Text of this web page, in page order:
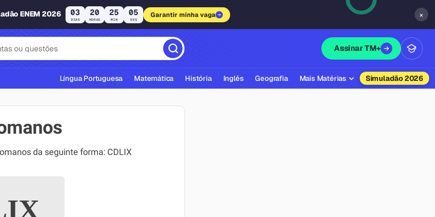
ENEM 2026 03
DIAS
20
HORAS
25
MIN
05
SEG
Garantir minha vaga ×
Assinar TM+
ABNT
Língua Portuguesa Matemática História Inglês Geografia Mais Matérias Simuladão 2026
da seguinte forma: CDLIX